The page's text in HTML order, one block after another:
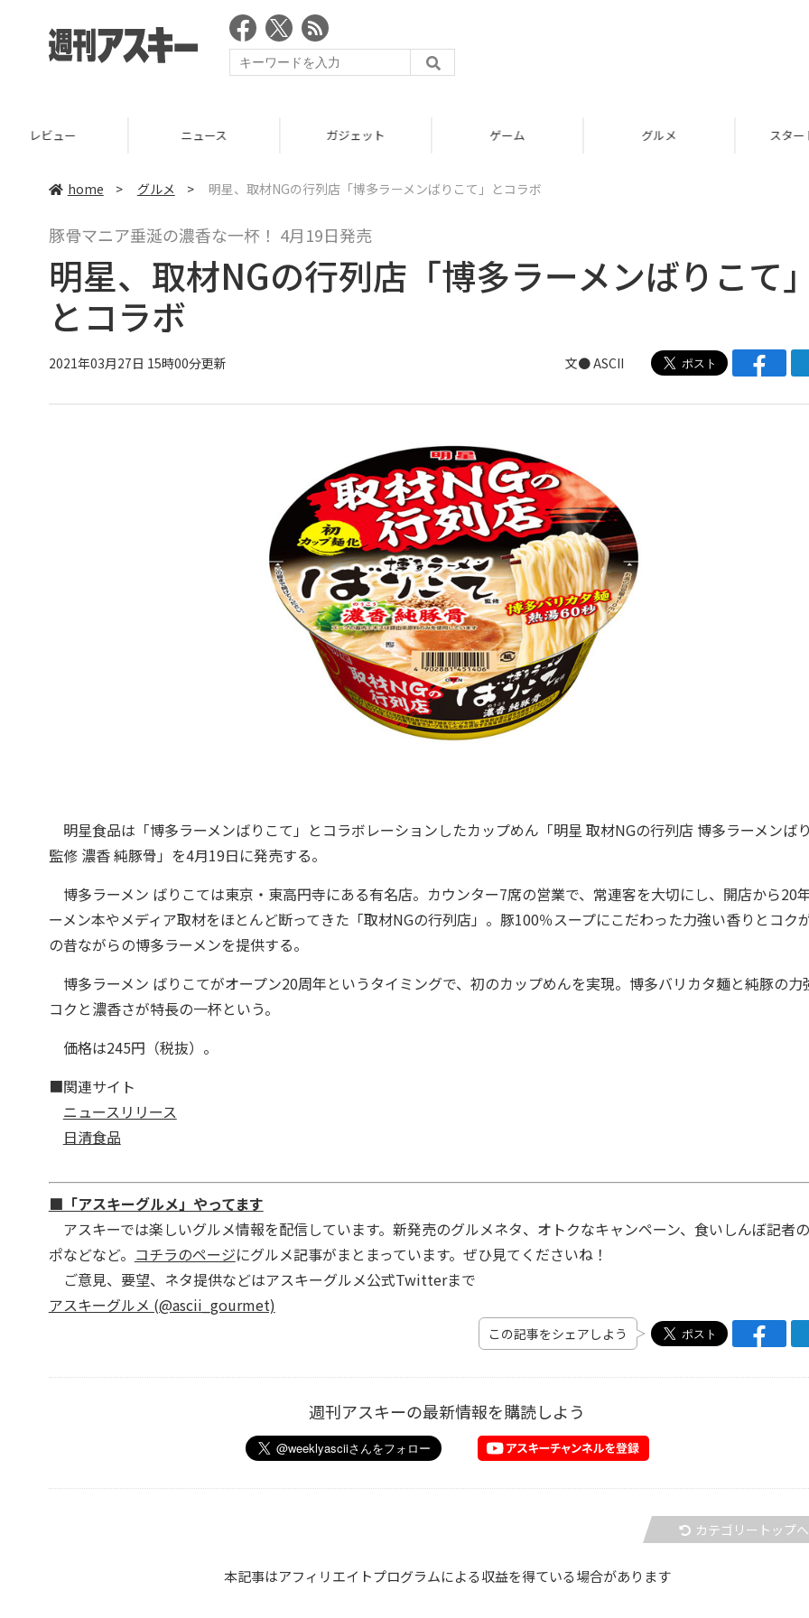
ニュース ガジェット ゲーム グルメ スタートアップ
home > グルメ > 明星、取材NGの行列店「博多ラーメンばりこて」とコラボ
豚骨マニア垂涎の濃香な一杯！ 4月19日発売
明星、取材NGの行列店「博多ラーメンばりこて」
とコラボ
2021年03月27日 15時00分更新 文● ASCII
明星食品は「博多ラーメンばりこて」とコラボレーションしたカップめん「明星 取材NGの行列店 博多ラーメンば
監修 濃香 純豚骨」を4月19日に発売する。
博多ラーメン ばりこては東京・東高円寺にある有名店。カウンター7席の営業で、常連客を大切にし、開店から20
ーメン本やメディア取材をほとんど断ってきた「取材NGの行列店」。豚100％スープにこだわった力強い香りとコク
の昔ながらの博多ラーメンを提供する。
博多ラーメン ばりこてがオープン20周年というタイミングで、初のカップめんを実現。博多バリカタ麺と純豚の力
コクと濃香さが特長の一杯という。
価格は245円（税抜）。
■関連サイト
ニュースリリース
日清食品
■「アスキーグルメ」やってます
アスキーでは楽しいグルメ情報を配信しています。新発売のグルメネタ、オトクなキャンペーン、食いしんぼ記者
ポなどなど。 コチラのページにグルメ記事がまとまっています。ぜひ見てくださいね！
ご意見、要望、ネタ提供などはアスキーグルメ公式Twitterまで
アスキーグルメ (@ascii_gourmet)
この記事をシェアしよう
週刊アスキーの最新情報を購読しよう
カテゴリートップへ
本記事はアフィリエイトプログラムによる収益を得ている場合があります